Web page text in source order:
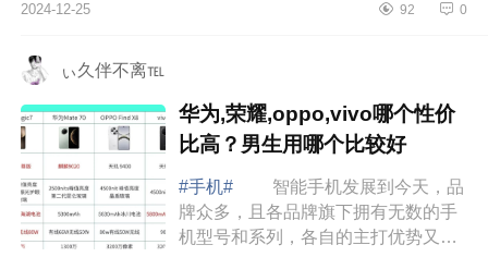
13参数配置如何？一加13是直屏还是
2024-12-25 92 0
ぃ久伴不离℡
华为,荣耀,oppo,vivo哪个性价
比高？男生用哪个比较好
#手机#
智能手机发展到今天，品
牌众多，且各品牌旗下拥有无数的手
机型号和系列，各自的主打优势又不